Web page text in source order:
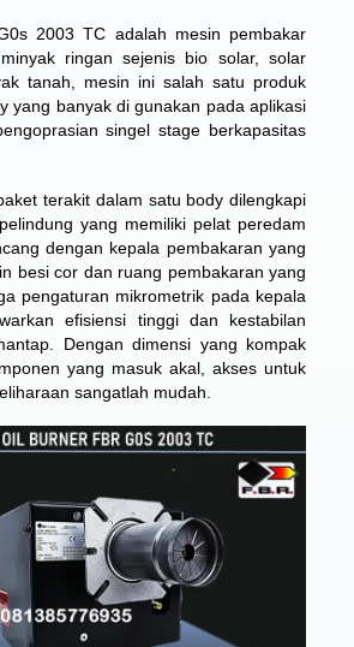
2003 TC adalah mesin pembakar
ringan sejenis bio solar, solar
tanah, mesin ini salah satu produk
yang banyak di gunakan pada aplikasi
singel stage berkapasitas
terakit dalam satu body dilengkapi
yang memiliki pelat peredam
dengan kepala pembakaran yang
besi cor dan ruang pembakaran yang
pengaturan mikrometrik pada kepala
efisiensi tinggi dan kestabilan
Dengan dimensi yang kompak
yang masuk akal, akses untuk
sangatlah mudah.